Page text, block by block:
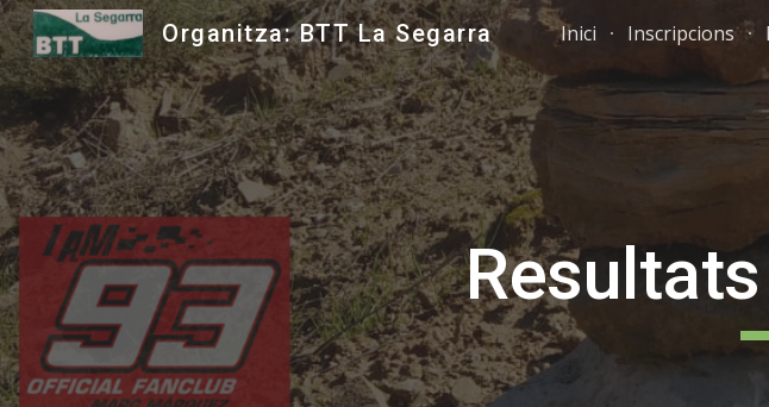
Skip to main content
Organitza: BTT La Segarra Inici Inscripcions